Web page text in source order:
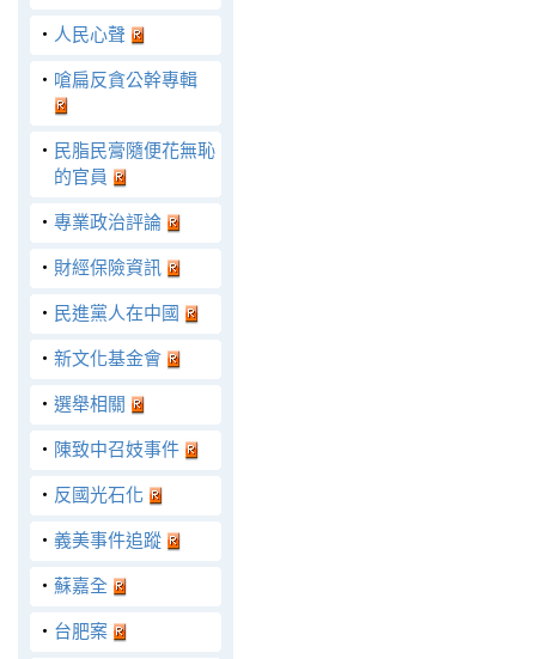
‧ 人民心聲
‧ 嗆扁反貪公幹專輯
‧ 民脂民膏隨便花無恥
的官員
‧ 專業政治評論
‧ 財經保險資訊
‧ 民進黨人在中國
‧ 新文化基金會
‧ 選舉相關
‧ 陳致中召妓事件
‧ 反國光石化
‧ 義美事件追蹤
‧ 蘇嘉全
‧ 台肥案